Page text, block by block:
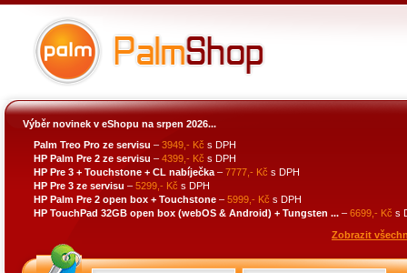
Výběr novinek v eShopu na srpen 2026...
Palm Treo Pro ze servisu – 3949,- Kč s DPH
HP Palm Pre 2 ze servisu – 4399,- Kč s DPH
HP Pre 3 + Touchstone + CL nabíječka – 7777,- Kč s DPH
HP Pre 3 ze servisu – 5299,- Kč s DPH
HP Palm Pre 2 open box + Touchstone – 5999,- Kč s DPH
HP TouchPad 32GB open box (webOS & Android) + Tungsten ... – 6699,- Kč s
Zobrazit